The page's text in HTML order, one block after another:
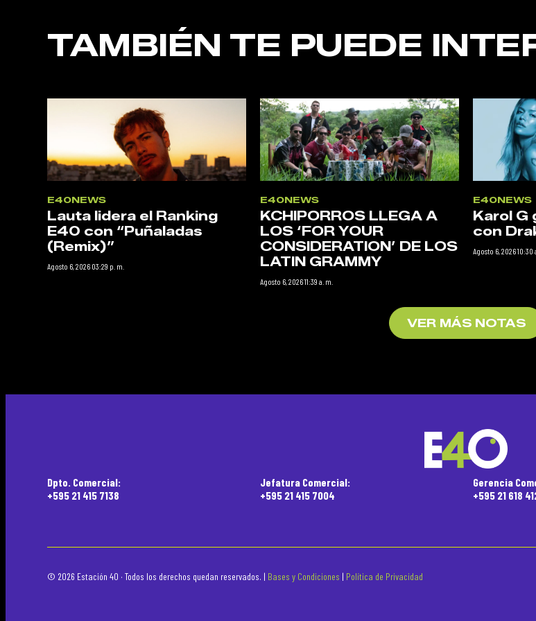
TAMBIÉN TE PUEDE
E40NEWS
Lauta lidera el Ranking
E40 con “Puñaladas
(Remix)”
Agosto 6, 2026 03:29 p. m.
E40NEWS
KCHIPORROS LLEGA A
LOS ‘FOR YOUR
CONSIDERATION’ DE LOS
LATIN GRAMMY
Agosto 6, 2026 11:39 a. m.
E40NEWS
Karol G
con
Agosto 6, 2026 10:30
VER MÁS NOTAS
Dpto. Comercial:
+595 21 415 7138
Jefatura Comercial:
+595 21 415 7004
Gerencia
+595 21 618
© 2026 Estación 40 · Todos los derechos quedan reservados. | Bases y Condiciones | Política de Privacidad